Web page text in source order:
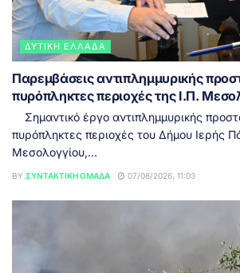
ΔΥΤΙΚΉ ΕΛΛΆΔΑ
Παρεμβάσεις αντιπλημμυρικής
πυρόπληκτες περιοχές της Ι.Π.
Σημαντικό έργο αντιπλημμυρικής
πυρόπληκτες περιοχές του Δήμου Ιερής
Μεσολογγίου,...
BY ΣΥΝΤΑΚΤΙΚΉ ΟΜΆΔΑ 07/08/2026, 11:03